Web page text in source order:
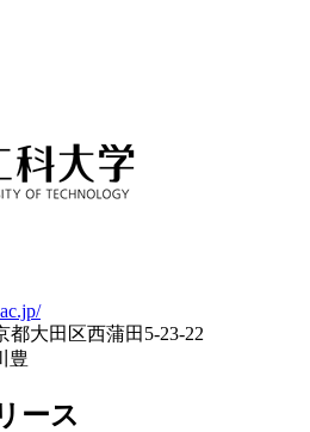
都大田区西蒲田5-23-22
豊
ース